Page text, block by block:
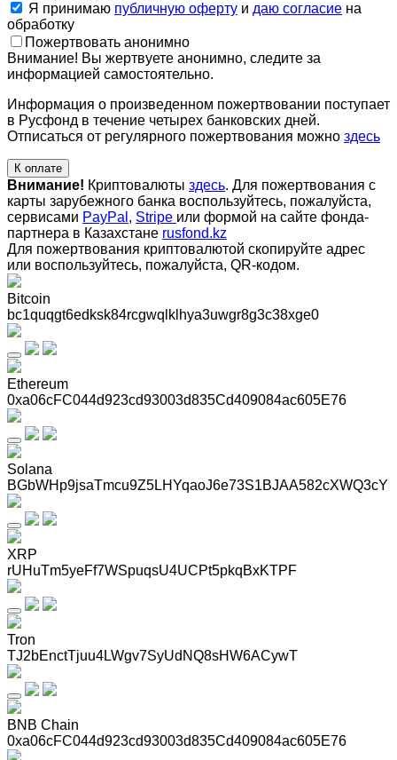
Я принимаю публичную оферту и даю согласие на
обработку
Пожертвовать анонимно
Внимание! Вы жертвуете анонимно, следите за
информацией самостоятельно.
Информация о произведенном пожертвовании поступает
в Русфонд в течение четырех банковских дней.
Отписаться от регулярного пожертвования можно здесь
К оплате
Внимание! Криптовалюты здесь. Для пожертвования с
карты зарубежного банка воспользуйтесь, пожалуйста,
сервисами PayPal , Stripe или формой на сайте фонда-
партнера в Казахстане rusfond.kz
Для пожертвования криптовалютой скопируйте адрес
или воспользуйтесь, пожалуйста, QR-кодом.
Bitcoin
bc1quqgt6edksk84rcgwqlklhya3uwgr8g3c38xge0
Ethereum
0xa06cFC044d923cd93003d835Cd409084ac605E76
Solana
BGbWHp9jsaTmcu9Z5LHYqaoJ6e73S1BJAA582cXWQ3cY
XRP
rUHuTm5yeFf7WSpuqsU4UCPt5pkqBxKTPF
Tron
TJ2bEnctTjuu4LWgv7SyUdNQ8sHW6ACywT
BNB Chain
0xa06cFC044d923cd93003d835Cd409084ac605E76